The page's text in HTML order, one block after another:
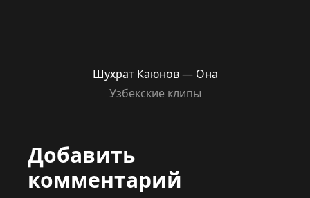
Шухрат Каюнов — Она
Узбекские клипы
Добавить
комментарий